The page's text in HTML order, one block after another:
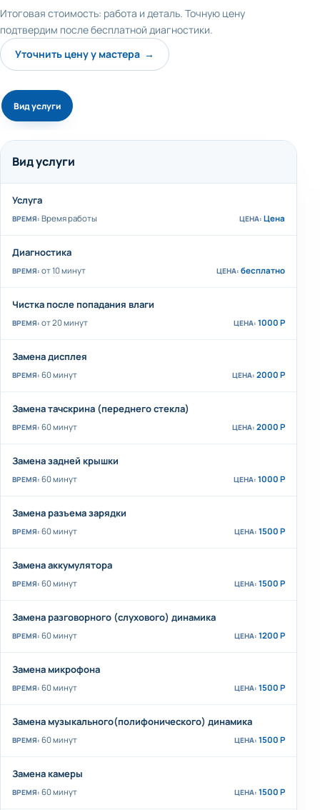
Итоговая стоимость: работа и деталь. Точную цену
подтвердим после бесплатной диагностики.
Уточнить цену у мастера →
Вид услуги
Вид услуги
Услуга
Время работы Цена
Диагностика
от 10 минут бесплатно
Чистка после попадания влаги
от 20 минут 1000 Р
Замена дисплея
60 минут 2000 Р
Замена тачскрина (переднего стекла)
60 минут 2000 Р
Замена задней крышки
60 минут 1000 Р
Замена разъема зарядки
60 минут 1500 Р
Замена аккумулятора
60 минут 1500 Р
Замена разговорного (слухового) динамика
60 минут 1200 Р
Замена микрофона
60 минут 1500 Р
Замена музыкального(полифонического) динамика
60 минут 1500 Р
Замена камеры
60 минут 1500 Р